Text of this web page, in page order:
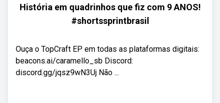
História em quadrinhos que fiz com 9 ANOS!
#shortssprintbrasil
Ouça o TopCraft EP em todas as plataformas digitais:
beacons.ai/caramello_sb Discord:
discord.gg/jqsz9wN3Uj Não ...